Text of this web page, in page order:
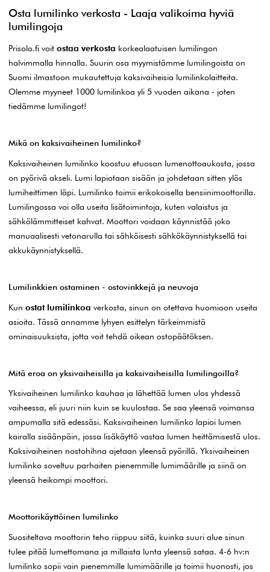
Osta lumilinko verkosta - Laaja valikoima hyviä
lumilingoja
Prisolo.fi voit ostaa verkosta korkealaatuisen lumilingon
halvimmalla hinnalla. Suurin osa myymistämme lumilingoista on
Suomi ilmastoon mukautettuja kaksivaiheisia lumilinkolaitteita.
Olemme myyneet 1000 lumilinkoa yli 5 vuoden aikana - joten
tiedämme lumilingot!
Mikä on kaksivaiheinen lumilinko?
Kaksivaiheinen lumilinko koostuu etuosan lumenottoaukosta, jossa
on pyörivä akseli. Lumi lapiotaan sisään ja johdetaan sitten ylös
lumiheittimen läpi. Lumilinko toimii erikokoisella bensiinimoottorilla.
Lumilingossa voi olla useita lisätoimintoja, kuten valaistus ja
sähkölämmitteiset kahvat. Moottori voidaan käynnistää joko
manuaalisesti vetonarulla tai sähköisesti sähkökäynnistyksellä tai
akkukäynnistyksellä.
Lumilinkkien ostaminen - ostovinkkejä ja neuvoja
Kun ostat lumilinkoa verkosta, sinun on otettava huomioon useita
asioita. Tässä annamme lyhyen esittelyn tärkeimmistä
ominaisuuksista, jotta voit tehdä oikean ostopäätöksen.
Mitä eroa on yksivaiheisilla ja kaksivaiheisilla lumilingoilla?
Yksivaiheinen lumilinko kauhaa ja lähettää lumen ulos yhdessä
vaiheessa, eli juuri niin kuin se kuulostaa. Se saa yleensä voimansa
ampumalla sitä edessäsi. Kaksivaiheinen lumilinko lapioi lumen
kairalla sisäänpäin, jossa lisäkäyttö vastaa lumen heittämisestä ulos.
Kaksivaiheinen nostohihna ajetaan yleensä pyörillä. Yksivaiheinen
lumilinko soveltuu parhaiten pienemmille lumimäärille ja siinä on
yleensä heikompi moottori.
Moottorikäyttöinen lumilinko
Suositeltava moottorin teho riippuu siitä, kuinka suuri alue sinun
tulee pitää lumettomana ja millaista lunta yleensä sataa. 4-6 hv:n
lumilinko sopii vain pienemmille lumimäärille ja toimii huonosti, jos